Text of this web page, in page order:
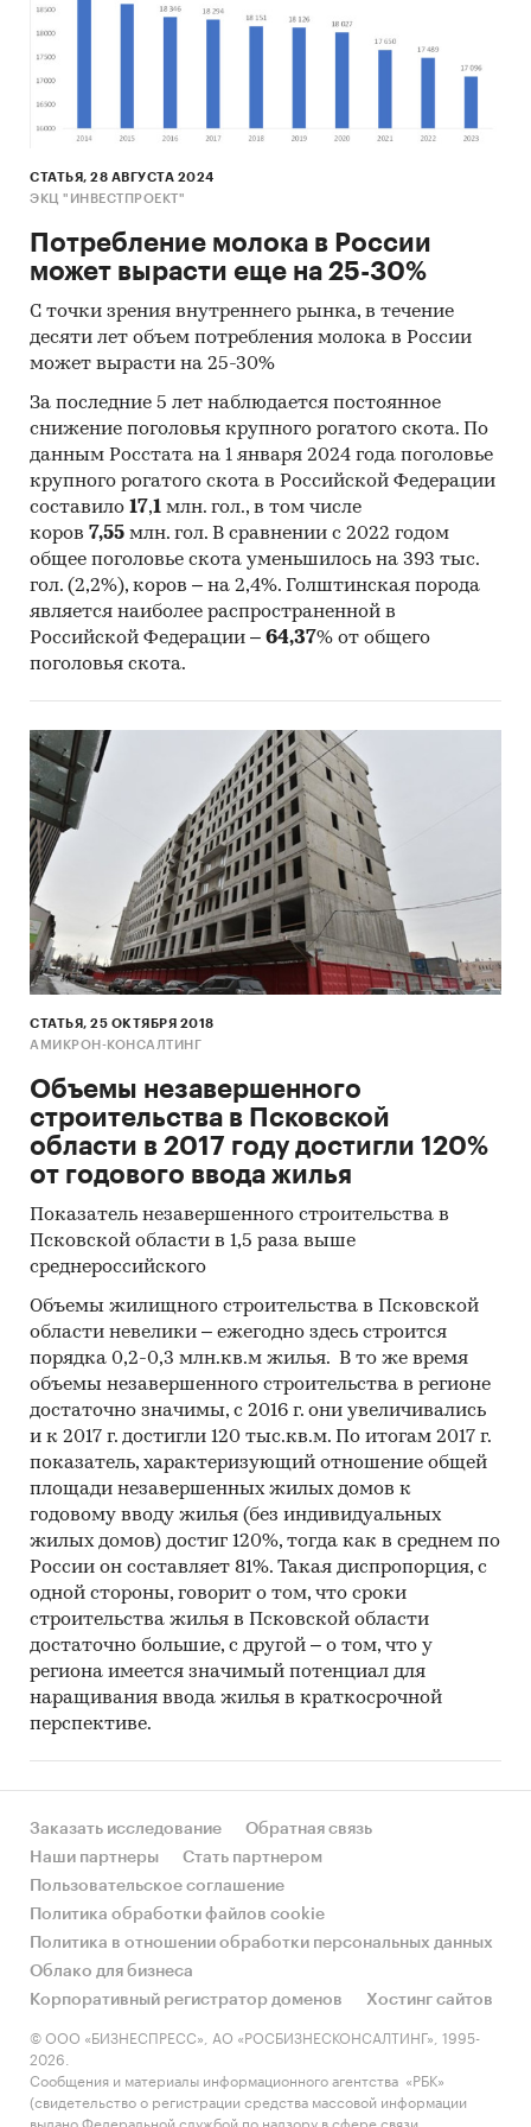
После завершения инвестиционной фазы:
замещения имеющихся низко
продуктивных животных (50 коров);
для кормления скота качественными
кормами в достаточном объёме
Определиться с каналами реализации
продукции.
коров составит 600 голов.
Планируемый объем производства
продукции после выхода предприятии на
плановую мощность:
молоко-сырье 4 800 тонн в год
реализация племенных нетелей около 134
голов в год
голов в год
бычки на убой (15 мес.) около 144 голов в
год
Сроки реализации проекта
Начало проекта: 4 квартал 2013
Запуск предприятия: ноябрь 2014
Объем инвестиций
Таблица 1.
Потребность в финансировании
инвестиций проекта, тыс. руб.
Направление
Осуществ-
ленные
инвест. на
начало
проекта
Активы предприятия
Проектирование
СМР
Оборудование
Сельскохозяйственная техника
Скот
Итого
Объем вложений на инвестиционной фазе
составит 468 млн. рублей.
Дополнительно требуется финансирование на
первоначальной стадии производства на
пополнение оборотных средств в размере 28
млн. руб.
Таким образом, общий объем инвестиций в
СТАТЬЯ, 28 АВГУСТА 2024
ЭКЦ "ИНВЕСТПРОЕКТ"
Потребление молока в России
может вырасти еще на 25-30%
С точки зрения внутреннего рынка, в течение
десяти лет объем потребления молока в России
может вырасти на 25-30%
За последние 5 лет наблюдается постоянное
снижение поголовья крупного рогатого скота. По
данным Росстата на 1 января 2024 года поголовье
крупного рогатого скота в Российской Федерации
составило 17,1 млн. гол., в том числе
коров 7,55 млн. гол. В сравнении с 2022 годом
общее поголовье скота уменьшилось на 393 тыс.
гол. (2,2%), коров – на 2,4%. Голштинская порода
является наиболее распространенной в
Российской Федерации – 64,37% от общего
поголовья скота.
СТАТЬЯ, 25 ОКТЯБРЯ 2018
АМИКРОН-КОНСАЛТИНГ
Объемы незавершенного
строительства в Псковской
области в 2017 году достигли 120%
от годового ввода жилья
Показатель незавершенного строительства в
Псковской области в 1,5 раза выше
среднероссийского
Объемы жилищного строительства в Псковской
области невелики – ежегодно здесь строится
порядка 0,2-0,3 млн.кв.м жилья. В то же время
объемы незавершенного строительства в регионе
достаточно значимы, с 2016 г. они увеличивались
и к 2017 г. достигли 120 тыс.кв.м. По итогам 2017 г.
показатель, характеризующий отношение общей
площади незавершенных жилых домов к
годовому вводу жилья (без индивидуальных
жилых домов) достиг 120%, тогда как в среднем по
России он составляет 81%. Такая диспропорция, с
одной стороны, говорит о том, что сроки
строительства жилья в Псковской области
достаточно большие, с другой – о том, что у
региона имеется значимый потенциал для
наращивания ввода жилья в краткосрочной
перспективе.
Заказать исследование
Обратная связь
Наши партнеры
Стать партнером
Пользовательское соглашение
Политика обработки файлов cookie
Политика в отношении обработки персональных данных
Облако для бизнеса
Корпоративный регистратор доменов
Хостинг сайтов
© ООО «БИЗНЕСПРЕСС», АО «РОСБИЗНЕСКОНСАЛТИНГ», 1995-
2026.
Сообщения и материалы информационного агентства «РБК»
(свидетельство о регистрации средства массовой информации
выдано Федеральной службой по надзору в сфере связи,